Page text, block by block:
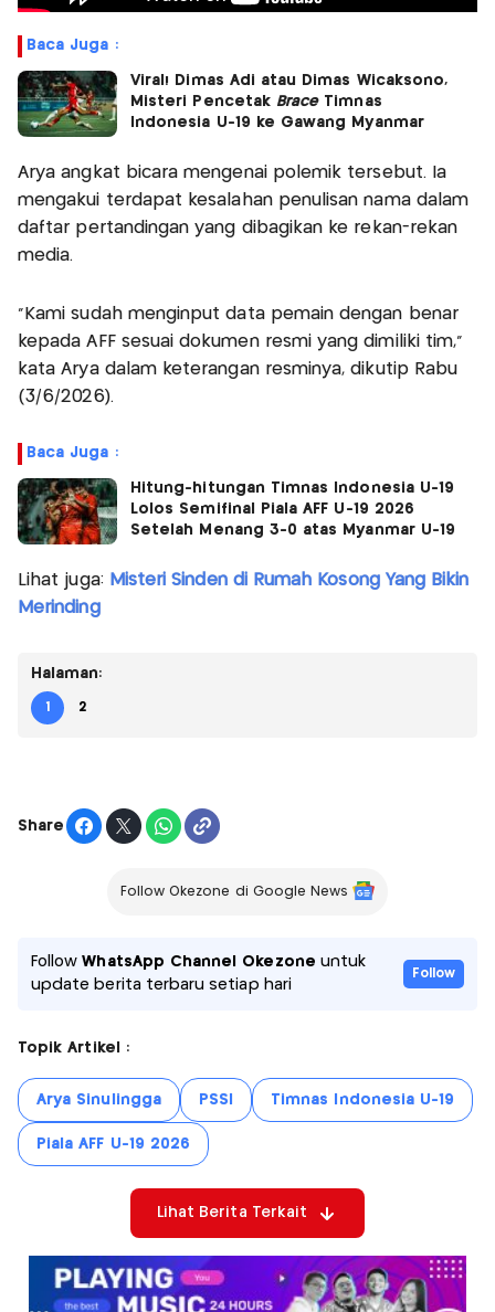
Baca Juga :
Viral! Dimas Adi atau Dimas Wicaksono,
Misteri Pencetak BraceTimnas
Indonesia U-19 ke Gawang Myanmar
Arya angkat bicara mengenai polemik tersebut. Ia
mengakui terdapat kesalahan penulisan nama dalam
daftar pertandingan yang dibagikan ke rekan-rekan
media.
"Kami sudah menginput data pemain dengan benar
kepada AFF sesuai dokumen resmi yang dimiliki tim,”
kata Arya dalam keterangan resminya, dikutip Rabu
(3/6/2026).
Baca Juga :
Hitung-hitungan Timnas Indonesia U-19
Lolos Semifinal Piala AFF U-19 2026
Setelah Menang 3-0 atas Myanmar U-19
Lihat juga: Misteri Sinden di Rumah Kosong Yang Bikin
Merinding
Halaman:
1 2
Share
Follow Okezone di Google News
FollowWhatsApp Channel Okezone untuk
update berita terbaru setiap hari
Follow
Topik Artikel :
Arya Sinulingga PSSI Timnas Indonesia U-19
Piala AFF U-19 2026
Lihat Berita Terkait